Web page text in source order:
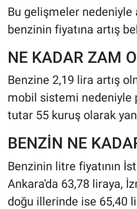
Bu gelişmeler nedeniyle
benzinin fiyatına artış
NE KADAR ZAM
Benzine 2,19 lira artış
mobil sistemi nedeniyle
tutar 55 kuruş olarak
BENZİN NE
Benzinin litre fiyatının
Ankara'da 63,78 liraya,
doğu illerinde ise 65,40